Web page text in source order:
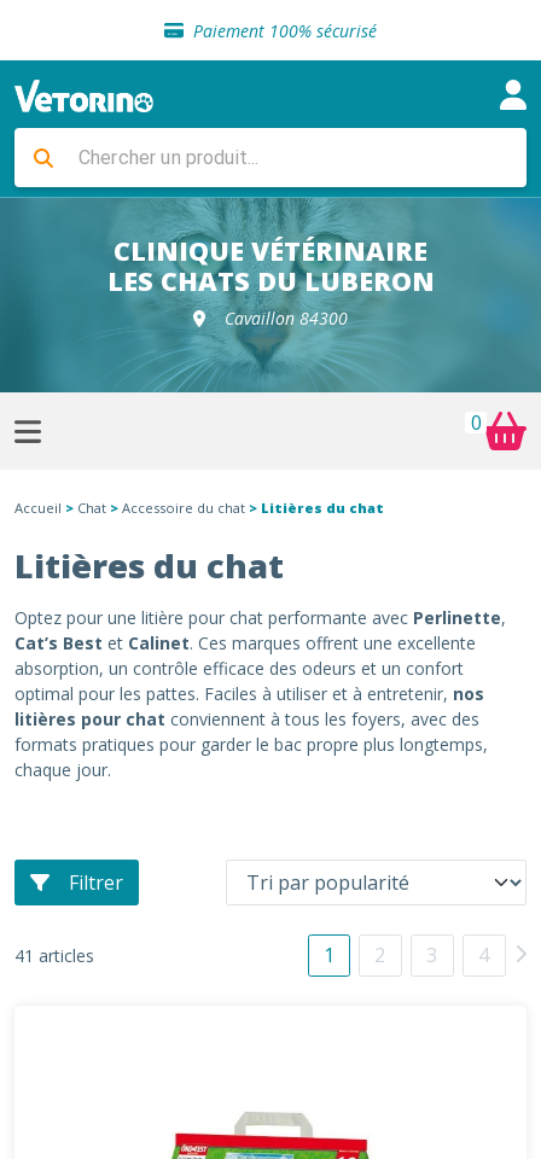
Paiement 100% sécurisé
Livraison gratuite en clinique vétérinaire
Sélection de croquettes vétérinaire
Livraison gratuite en clinique vétérinaire
Retour gratuit en clinique
Sélection de croquettes vétérinaire
CLINIQUE VÉTÉRINAIRE
LES CHATS DU LUBERON
Cavaillon 84300
0
Accueil > Chat > Accessoire du chat > Litières du chat
Litières du chat
Optez pour une litière pour chat performante avec Perlinette,
Cat’s Best et Calinet. Ces marques offrent une excellente
absorption, un contrôle efficace des odeurs et un confort
optimal pour les pattes. Faciles à utiliser et à entretenir, nos
litières pour chat conviennent à tous les foyers, avec des
formats pratiques pour garder le bac propre plus longtemps,
chaque jour.
Filtrer
41 articles 1 2 3 4